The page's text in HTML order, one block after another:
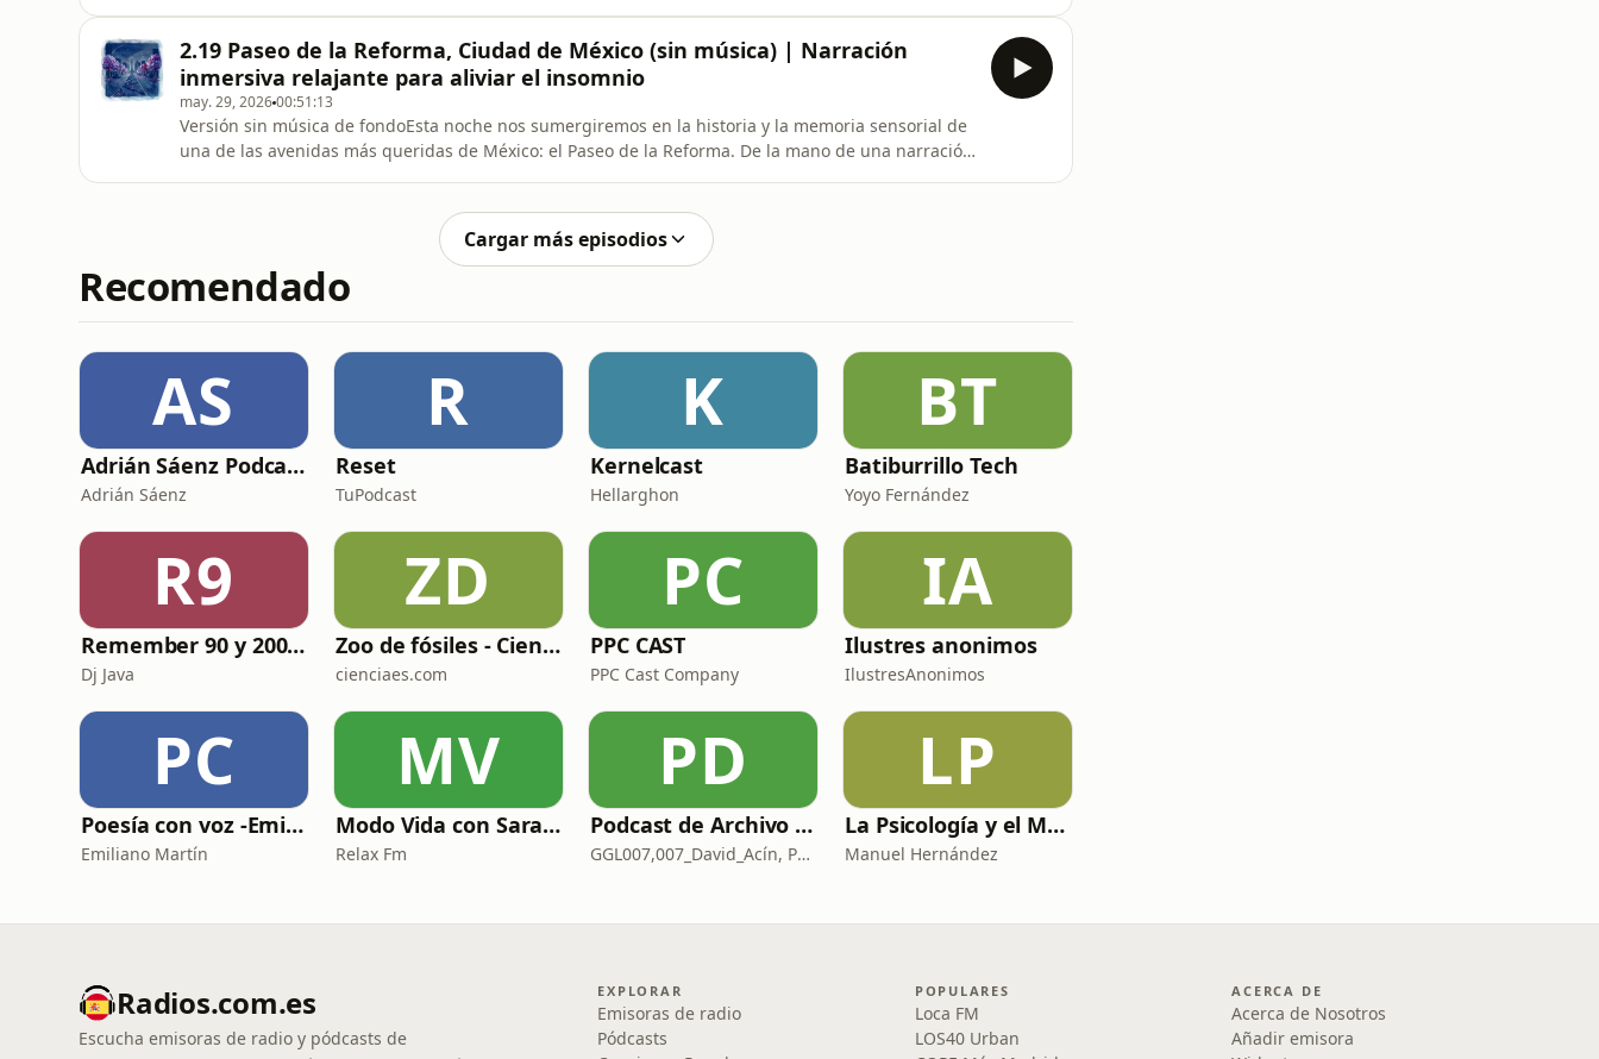
primavera y recorda
2.19 Paseo de la Reforma, Ciudad de México (sin música) | Narración
inmersiva relajante para aliviar el insomnio
may. 29, 202600:51:13
Versión sin música de fondoEsta noche nos sumergiremos en la historia y la memoria sensorial de
una de las avenidas más queridas de México: el Paseo de la Reforma. De la mano de una narración
Cargar más episodios
Recomendado
AS
Adrián Sáenz Podcast
Adrián Sáenz
R
Reset
TuPodcast
K
Kernelcast
Hellarghon
BT
Batiburrillo Tech
Yoyo Fernández
R9
Remember 90 y 2000 en PLAY WITH ME by Dj Java
Dj Java
ZD
Zoo de fósiles - Cienciaes.com
cienciaes.com
PC
PPC CAST
PPC Cast Company
IA
Ilustres anonimos
IlustresAnonimos
PC
Poesía con voz -Emiliano Martín- Podcasts
Emiliano Martín
MV
Modo Vida con Sara Manzaneque
Relax Fm
PD
Podcast de Archivo 007
GGL007,007_David_Acín, Pablo_Ortega, 58, AlbertoBond y Claalc
LP
La Psicología y el Modelo Parcuve®
Manuel Hernández
Radios.com.es
Escucha emisoras de radio y pódcasts de
EXPLORAR
Emisoras de radio
Pódcasts
POPULARES
Loca FM
LOS40 Urban
ACERCA DE
Acerca de Nosotros
Añadir emisora